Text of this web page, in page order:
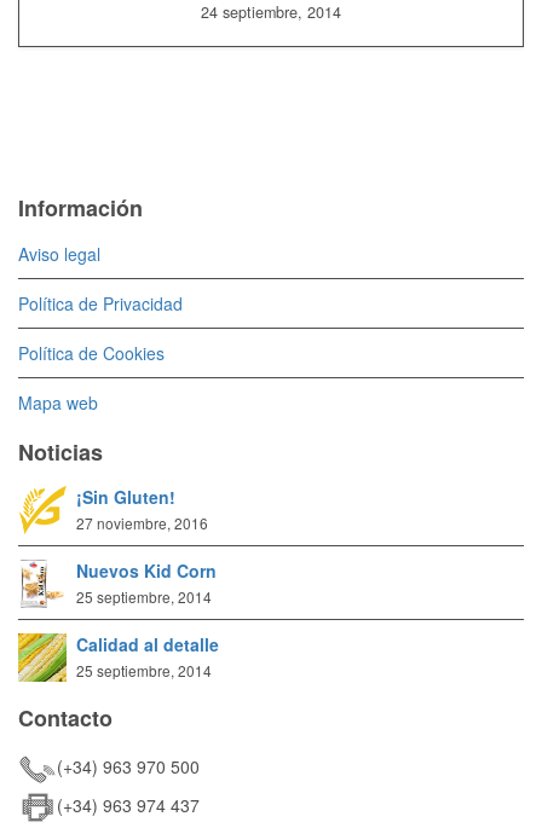
24 septiembre, 2014
Información
Aviso legal
Política de Privacidad
Política de Cookies
Mapa web
Noticias
¡Sin Gluten!
27 noviembre, 2016
Nuevos Kid Corn
25 septiembre, 2014
Calidad al detalle
25 septiembre, 2014
Contacto
(+34) 963 970 500
(+34) 963 974 437